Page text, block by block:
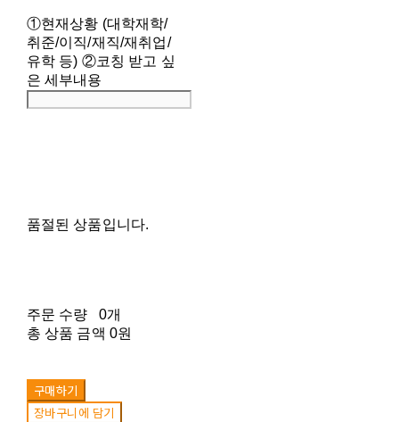
①현재상황 (대학재학/
취준/이직/재직/재취업/
유학 등) ②코칭 받고 싶
은 세부내용
품절된 상품입니다.
주문 수량
0개
총 상품 금액 0원
구매하기
장바구니에 담기